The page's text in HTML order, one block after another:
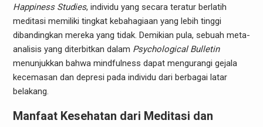
Happiness Studies, individu yang secara teratur berlatih
meditasi memiliki tingkat kebahagiaan yang lebih tinggi
dibandingkan mereka yang tidak. Demikian pula, sebuah meta-
analisis yang diterbitkan dalam Psychological Bulletin
menunjukkan bahwa mindfulness dapat mengurangi gejala
kecemasan dan depresi pada individu dari berbagai latar
belakang.
Manfaat Kesehatan dari Meditasi dan